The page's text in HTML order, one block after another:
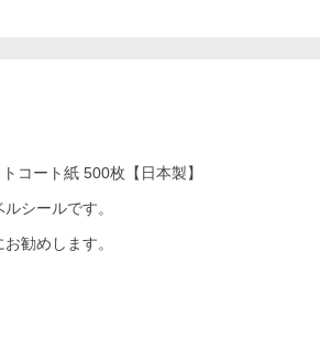
コート紙 500枚【日本製】
シールです。
勧めします。